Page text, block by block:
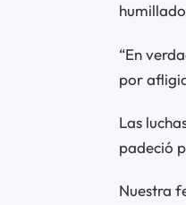
“En
por
Las
padeció
Nuestra